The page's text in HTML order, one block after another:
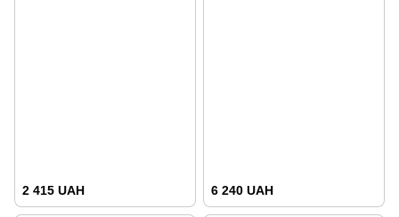
2 415 UAH 6 240 UAH